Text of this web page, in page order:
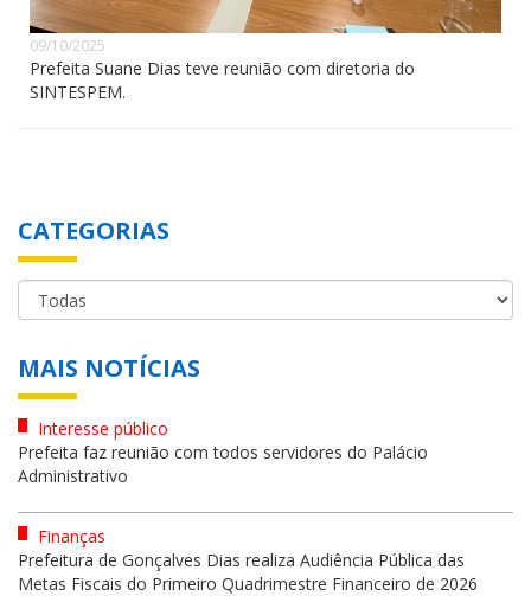
09/10/2025
Prefeita Suane Dias teve reunião com diretoria do
SINTESPEM.
CATEGORIAS
MAIS NOTÍCIAS
Interesse público
Prefeita faz reunião com todos servidores do Palácio
Administrativo
Finanças
Prefeitura de Gonçalves Dias realiza Audiência Pública das
Metas Fiscais do Primeiro Quadrimestre Financeiro de 2026